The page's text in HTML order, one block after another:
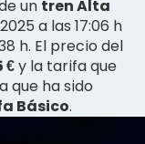
un tren Alta
a las 17:06 h
h. El precio del
€y la tarifa que
que ha sido
Básico.